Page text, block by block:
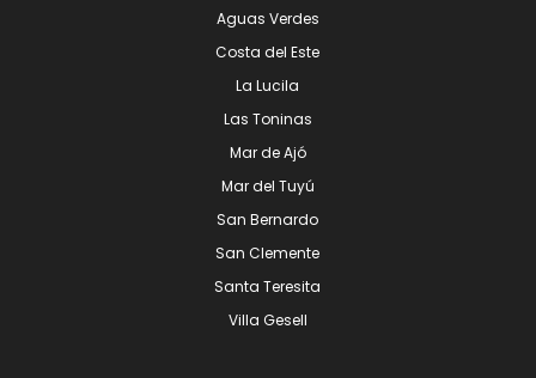
Aguas Verdes
Costa del Este
La Lucila
Las Toninas
Mar de Ajó
Mar del Tuyú
San Bernardo
San Clemente
Santa Teresita
Villa Gesell